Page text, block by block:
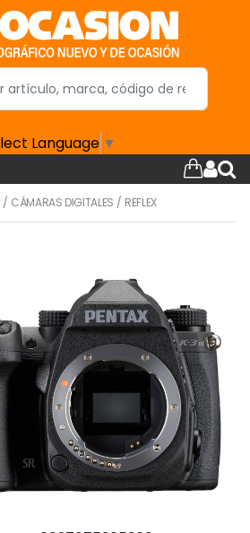
Language ▼
/ CÁMARAS DIGITALES / REFLEX